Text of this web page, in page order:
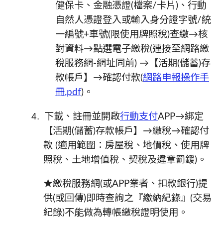
健保卡、金融憑證(檔案/卡片)、行動
自然人憑證登入或輸入身分證字號/統
一編號+車號(限使用牌照稅)查繳→核
對資料→點選電子繳稅(連接至網路繳
稅服務網-網址同前) →【活期(儲蓄)存
款帳戶】→確認付款(網路申報操作手
冊.pdf)。
4. 下載、註冊並開啟行動支付APP→綁定
【活期(儲蓄)存款帳戶】→繳稅→確認付
款 (適用範圍：房屋稅、地價稅、使用牌
照稅、土地增值稅、契稅及違章罰鍰)。
★繳稅服務網(或APP業者、扣款銀行)提
供(或回傳)即時查詢之『繳納紀錄』(交易
紀錄)不能做為轉帳繳稅證明使用。